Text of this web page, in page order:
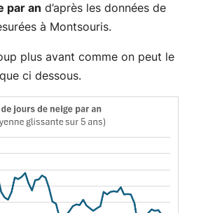
par an d’après les données de
à Montsouris.
plus avant comme on peut le
ci dessous.